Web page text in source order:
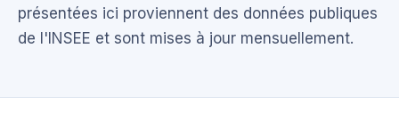
présentées ici proviennent des données publiques
de l'INSEE et sont mises à jour mensuellement.